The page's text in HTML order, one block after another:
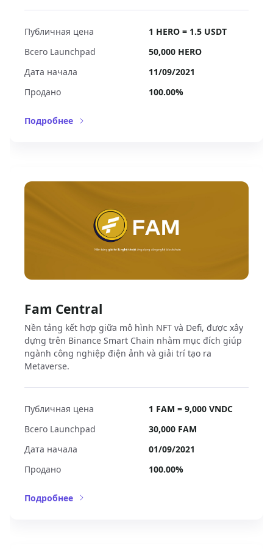
Публичная цена
1 HERO = 1.5 USDT
Всего Launchpad
50,000 HERO
Дата начала
11/09/2021
Продано
100.00%
Подробнее
Fam Central
Nền tảng kết hợp giữa mô hình NFT và Defi, được xây
dựng trên Binance Smart Chain nhằm mục đích giúp
ngành công nghiệp điện ảnh và giải trí tạo ra
Metaverse.
Публичная цена
1 FAM = 9,000 VNDC
Всего Launchpad
30,000 FAM
Дата начала
01/09/2021
Продано
100.00%
Подробнее